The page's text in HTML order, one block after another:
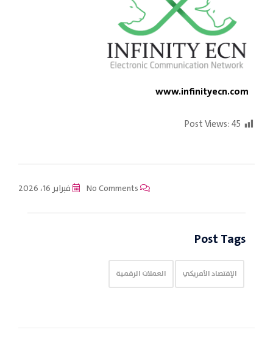
www.infinityecn.com
Post Views:45
فبراير 16، 2026
Post Tags
الإقتصاد الأمريكي العملات الرقمية